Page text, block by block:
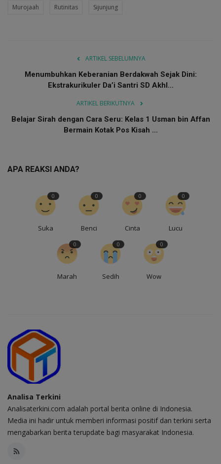
Murojaah Rutinitas Sijunjung
ARTIKEL SEBELUMNYA
Menumbuhkan Keberanian Berdakwah Sejak Dini:
Ekstrakurikuler Da’i Santri SD Akhl...
ARTIKEL BERIKUTNYA
Belajar Sirah dengan Cara Seru: Kelas 1 Usman bin Affan
Bermain Kotak Pos Kisah ...
APA REAKSI ANDA?
Suka
0
Benci
0
Cinta
0
Lucu
0
Marah
0
Sedih
0
Wow
0
Analisa Terkini
Analisaterkini.com adalah portal berita online di Indonesia.
Media ini hadir untuk memberi informasi positif dan terkini serta
mengabarkan berita terupdate bagi masyarakat Indonesia.